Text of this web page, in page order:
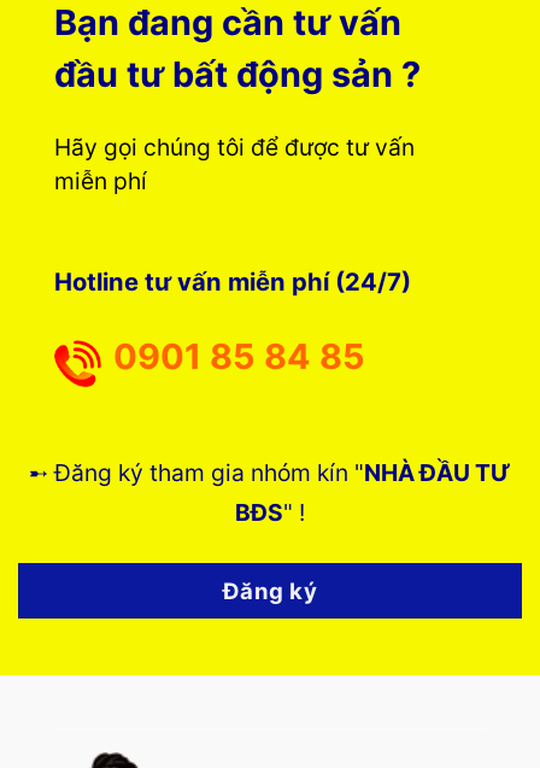
Bạn đang cần tư vấn
đầu tư bất động sản ?
Hãy gọi chúng tôi để được tư vấn
miễn phí
Hotline tư vấn miễn phí (24/7)
0901 85 84 85
➸ Đăng ký tham gia nhóm kín "NHÀ ĐẦU TƯ
BĐS" !
Đăng ký